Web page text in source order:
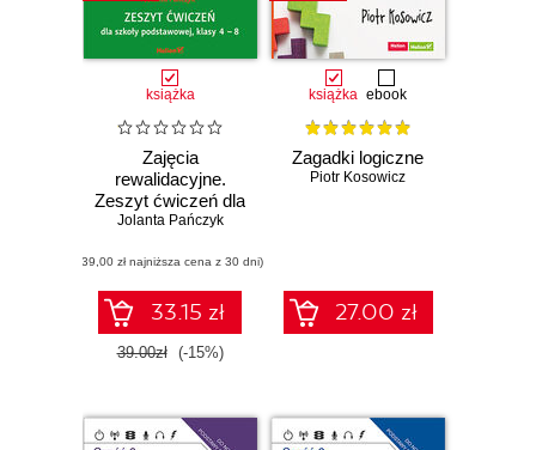
książka
Zajęcia
rewalidacyjne.
Zeszyt ćwiczeń dla
szkoły
klasy 4 - 8
Jolanta Pańczyk
(39,00 zł najniższa cena z 30 dni)
33.15 zł
39.00zł (-15%)
książka ebook
Zagadki logiczne
Piotr Kosowicz
27.00 zł